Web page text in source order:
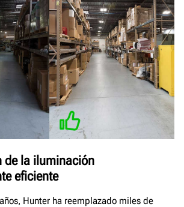
de la iluminación
eficiente
Hunter ha reemplazado miles de